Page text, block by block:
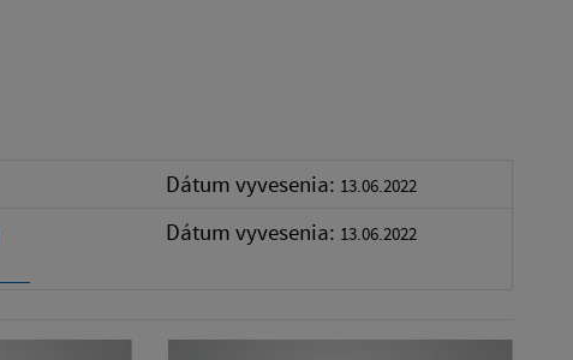
Dátum vyvesenia: 13.06.2022
Dátum vyvesenia: 13.06.2022